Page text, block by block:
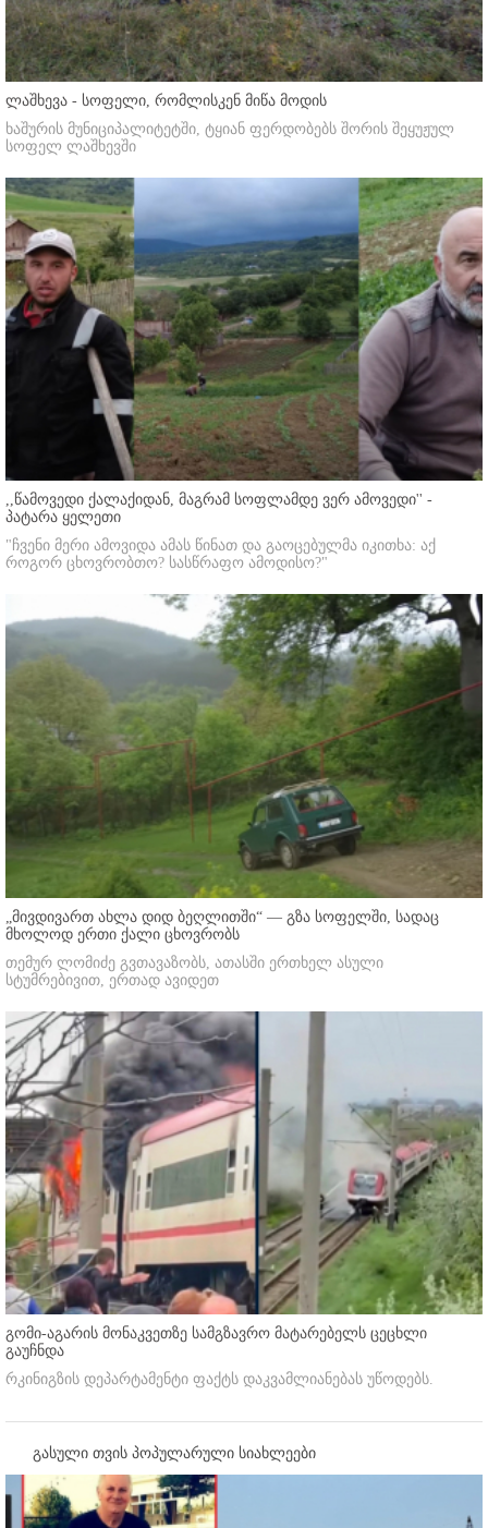
ლაშხევა - სოფელი, რომლისკენ მიწა მოდის
ხაშურის მუნიციპალიტეტში, ტყიან ფერდობებს შორის შეყუჟულ
სოფელ ლაშხევში
,,წამოვედი ქალაქიდან, მაგრამ სოფლამდე ვერ ამოვედი'' -
პატარა ყელეთი
"ჩვენი მერი ამოვიდა ამას წინათ და გაოცებულმა იკითხა: აქ
როგორ ცხოვრობთო? სასწრაფო ამოდისო?"
„მივდივართ ახლა დიდ ბეღლითში“ — გზა სოფელში, სადაც
მხოლოდ ერთი ქალი ცხოვრობს
თემურ ლომიძე გვთავაზობს, ათასში ერთხელ ასული
სტუმრებივით, ერთად ავიდეთ
გომი-აგარის მონაკვეთზე სამგზავრო მატარებელს ცეცხლი
გაუჩნდა
რკინიგზის დეპარტამენტი ფაქტს დაკვამლიანებას უწოდებს.
გასული თვის პოპულარული სიახლეები